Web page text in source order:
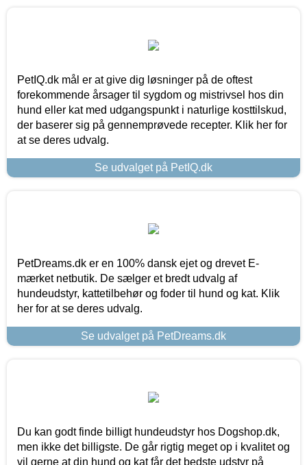
PetIQ.dk mål er at give dig løsninger på de oftest
forekommende årsager til sygdom og mistrivsel hos din
hund eller kat med udgangspunkt i naturlige kosttilskud,
der baserer sig på gennemprøvede recepter. Klik her for
at se deres udvalg.
Se udvalget på PetIQ.dk
PetDreams.dk er en 100% dansk ejet og drevet E-
mærket netbutik. De sælger et bredt udvalg af
hundeudstyr, kattetilbehør og foder til hund og kat. Klik
her for at se deres udvalg.
Se udvalget på PetDreams.dk
Du kan godt finde billigt hundeudstyr hos Dogshop.dk,
men ikke det billigste. De går rigtig meget op i kvalitet og
vil gerne at din hund og kat får det bedste udstyr på